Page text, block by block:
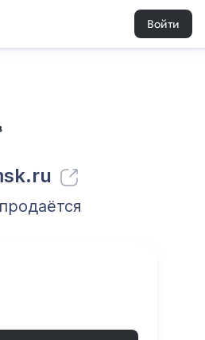
Войти
266 0